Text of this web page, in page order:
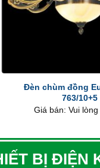
Đèn chùm đồng
763/10+5
Giá bán: Vui
BỊ ĐIỆN